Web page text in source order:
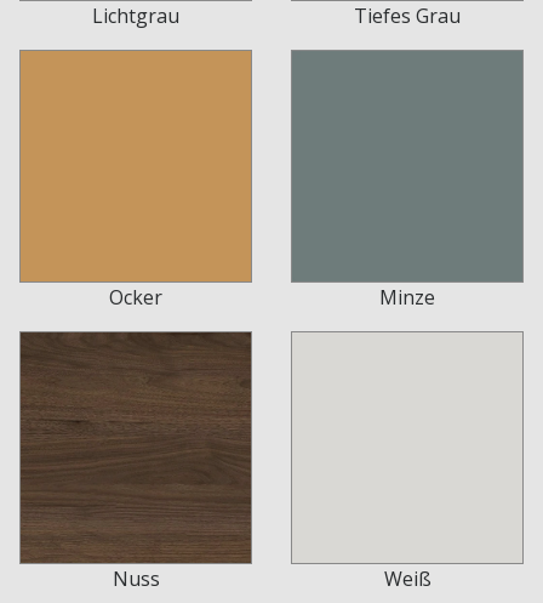
Lichtgrau
Ocker
Nuss
Tiefes Grau
Minze
Weiß